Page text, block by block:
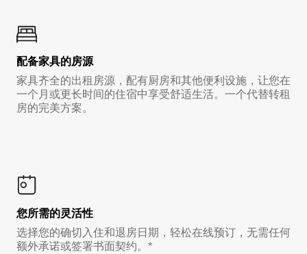
配备家具的房源
家具齐全的出租房源，配有厨房和其他便利设施，让您在
一个月或更长时间的住宿中享受舒适生活。一个代替转租
房的完美方案。
您所需的灵活性
选择您的确切入住和退房日期，轻松在线预订，无需任何
额外承诺或签署书面契约。*